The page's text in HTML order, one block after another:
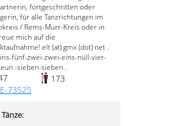
fortgeschritten oder
für alle Tanzrichtungen im
/ Rems-Murr-Kreis oder in
mich auf die
elt (at) gmx (dot) net .
fünf-zwei-zwei-eins-null-vier-
-sieben-sieben .
173
73525